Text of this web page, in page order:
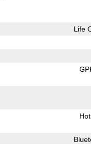
Life